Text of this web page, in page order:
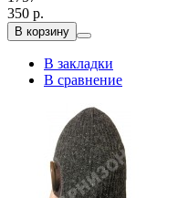
350 р.
В корзину
В закладки
В сравнение